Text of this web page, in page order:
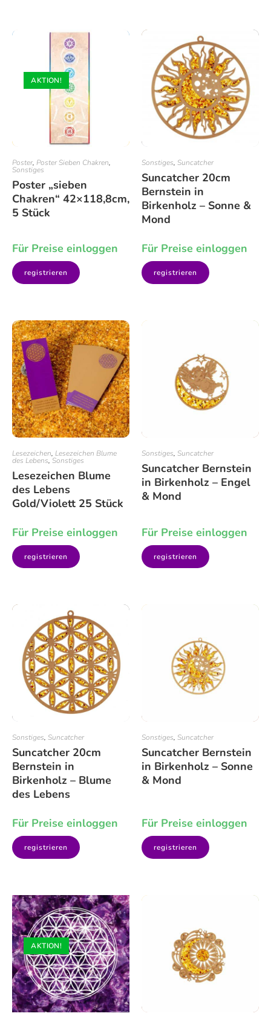
AKTION!
Poster, Poster Sieben Chakren,
Sonstiges
Poster „sieben
Chakren“ 42×118,8cm,
5 Stück
Für Preise einloggen
registrieren
Sonstiges, Suncatcher
Suncatcher 20cm
Bernstein in
Birkenholz – Sonne &
Mond
Für Preise einloggen
registrieren
Lesezeichen, Lesezeichen Blume
des Lebens, Sonstiges
Lesezeichen Blume
des Lebens
Gold/Violett 25 Stück
Für Preise einloggen
registrieren
Sonstiges, Suncatcher
Suncatcher Bernstein
in Birkenholz – Engel
& Mond
Für Preise einloggen
registrieren
Sonstiges, Suncatcher
Suncatcher 20cm
Bernstein in
Birkenholz – Blume
des Lebens
Für Preise einloggen
registrieren
Sonstiges, Suncatcher
Suncatcher Bernstein
in Birkenholz – Sonne
& Mond
Für Preise einloggen
registrieren
AKTION!